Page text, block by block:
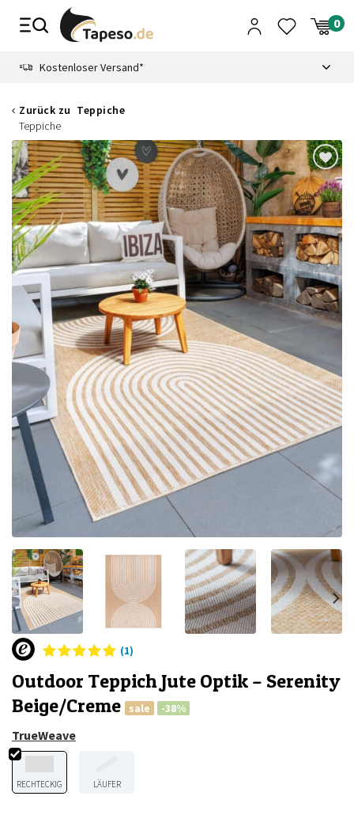
Zusammenbruch
Kostenloser Versand*
Zurück zu Teppiche
Teppiche
(1)
Outdoor Teppich Jute Optik – Serenity
Beige/Creme
sale -38%
TrueWeave
RECHTECKIG LÄUFER